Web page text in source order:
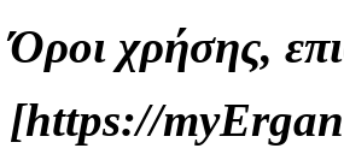
Όροι χρήσης,
[https://